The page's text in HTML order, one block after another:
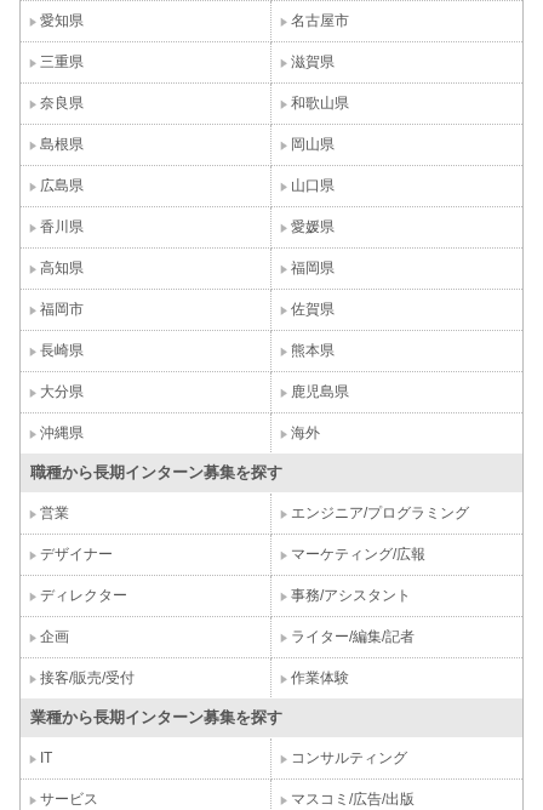
愛知県 名古屋市
三重県 滋賀県
奈良県 和歌山県
島根県 岡山県
広島県 山口県
香川県 愛媛県
高知県 福岡県
福岡市 佐賀県
長崎県 熊本県
大分県 鹿児島県
沖縄県 海外
職種から長期インターン募集を探す
営業 エンジニア/プログラミング
デザイナー マーケティング/広報
ディレクター 事務/アシスタント
企画 ライター/編集/記者
接客/販売/受付 作業体験
業種から長期インターン募集を探す
IT コンサルティング
サービス マスコミ/広告/出版